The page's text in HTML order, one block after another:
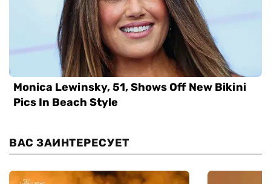
ВАС ЗАИНТЕРЕСУЕТ